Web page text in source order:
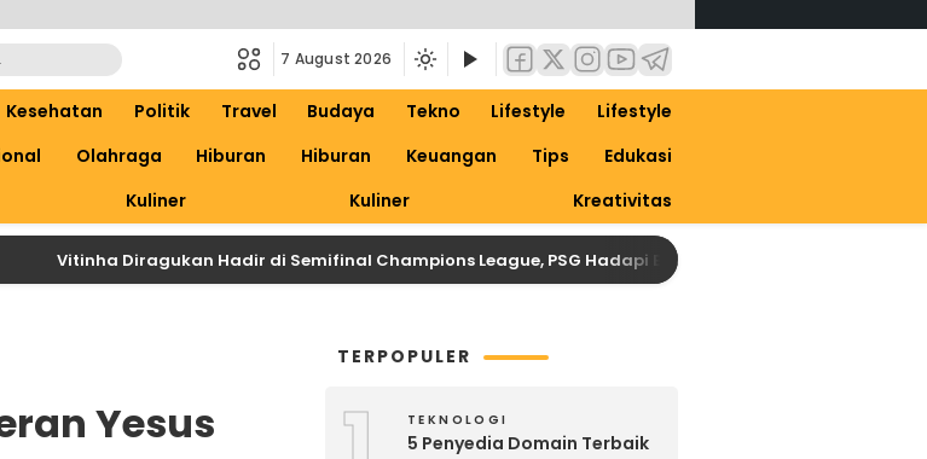
7 August 2026
Kesehatan Politik Travel Budaya Tekno Lifestyle
Lifestyle
Olahraga Hiburan Hiburan Keuangan Tips
Edukasi
Kuliner Kuliner Kreativitas
Vitinha Diragukan Hadir di Semifinal Champions League, PSG Hadapi Bayern Tanpa Gelandang Kunci
Yesus
TERPOPULER
TEKNOLOGI
5 Penyedia Domain Terbaik